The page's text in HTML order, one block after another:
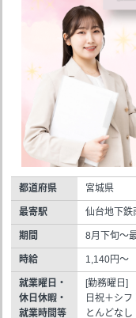
都道府県 宮城県
最寄駅 仙台地下
期間 8月下旬～
時給 1,140円～
就業曜日・
休日休暇・
就業時間等
[勤務曜日
日祝＋シ
とんどな